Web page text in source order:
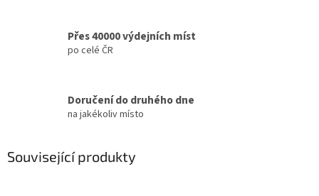
Přes 40000 výdejních míst
po celé ČR
Doručení do druhého dne
na jakékoliv místo
Související produkty